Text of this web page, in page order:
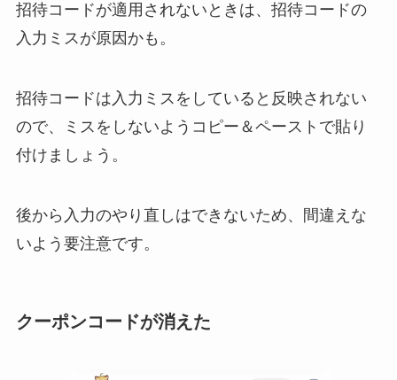
招待コードが適用されないときは、招待コードの
入力ミスが原因かも。
招待コードは入力ミスをしていると反映されない
ので、ミスをしないようコピー＆ペーストで貼り
付けましょう。
後から入力のやり直しはできないため、間違えな
いよう要注意です。
クーポンコードが消えた